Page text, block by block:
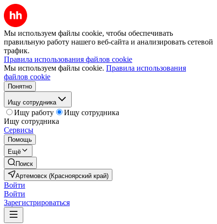
Мы используем файлы cookie, чтобы обеспечивать
правильную работу нашего веб-сайта и анализировать сетевой
трафик.
Правила использования файлов cookie
Мы используем файлы cookie. Правила использования
файлов cookie
Понятно
Ищу сотрудника
Ищу работу
Ищу сотрудника
Ищу сотрудника
Сервисы
Помощь
Ещё
Поиск
Артемовск (Красноярский край)
Войти
Войти
Зарегистрироваться